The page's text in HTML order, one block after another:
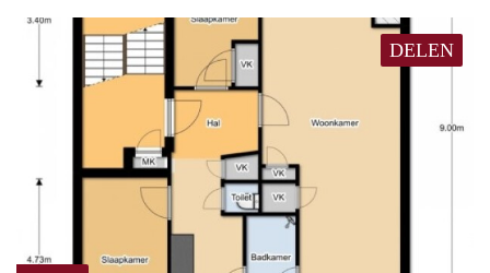
DELEN